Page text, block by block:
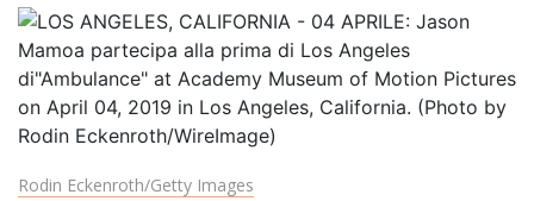
Rodin Eckenroth/Getty Images